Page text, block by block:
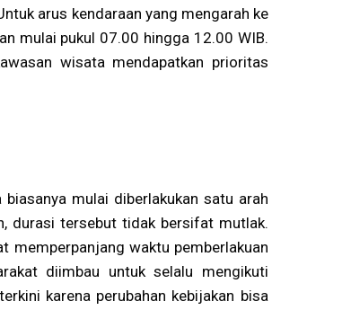
arus kendaraan yang mengarah ke
mulai pukul 07.00 hingga 12.00 WIB.
wisata mendapatkan prioritas
mulai diberlakukan satu arah
durasi tersebut tidak bersifat mutlak.
memperpanjang waktu pemberlakuan
diimbau untuk selalu mengikuti
karena perubahan kebijakan bisa